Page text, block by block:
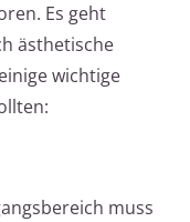
Es geht
ästhetische
wichtige
muss